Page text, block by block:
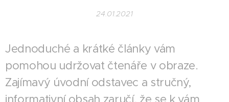
24.01.2021
Jednoduché a krátké články vám
pomohou udržovat čtenáře v obraze.
Zajímavý úvodní odstavec a stručný,
informativní obsah zaručí, že se k vám